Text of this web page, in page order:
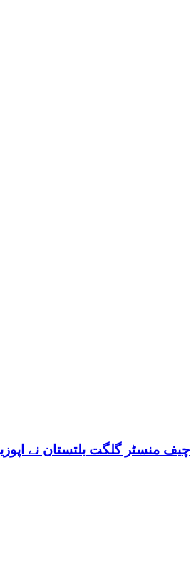
چیف منسٹر گلگت بلتستان نے